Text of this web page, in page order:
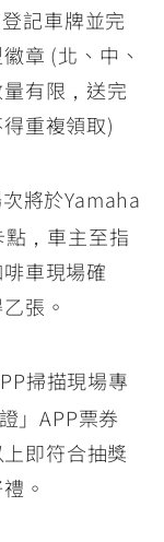
記車牌並完
章 (北、中、
有限，送完
重複領取)
將於Yamaha
，車主至指
車現場確
張。
掃描現場專
」APP票券
即符合抽獎
。